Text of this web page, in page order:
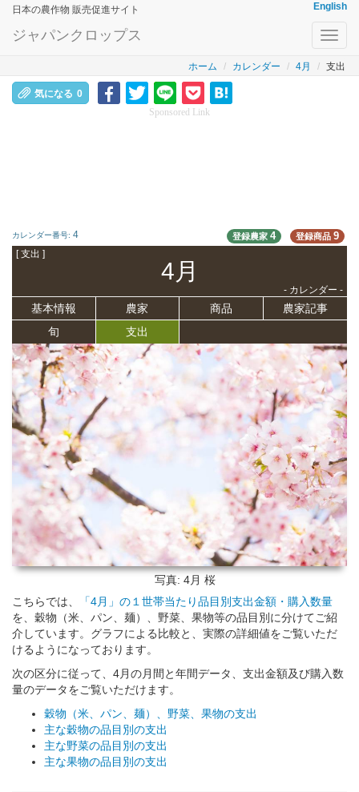
日本の農作物 販売促進サイト English
ジャパンクロップス
ホーム カレンダー 4月 支出
気になる 0
Sponsored Link
カレンダー番号: 4 登録農家4 登録商品 9
[ 支出 ]
4月
- カレンダー -
基本情報 農家 商品
農家記事
旬
支出
写真: 4月 桜
こちらでは、
「4月」の１世帯当たり品目別支出金額・購入数量
を、穀物（米、パン、麺）、野菜、果物等の品目別に分けてご紹
介しています。グラフによる比較と、実際の詳細値をご覧いただ
けるようになっております。
次の区分に従って、4月の月間と年間データ、支出金額及び購入数
量のデータをご覧いただけます。
穀物（米、パン、麺）、野菜、果物の支出
主な穀物の品目別の支出
主な野菜の品目別の支出
主な果物の品目別の支出